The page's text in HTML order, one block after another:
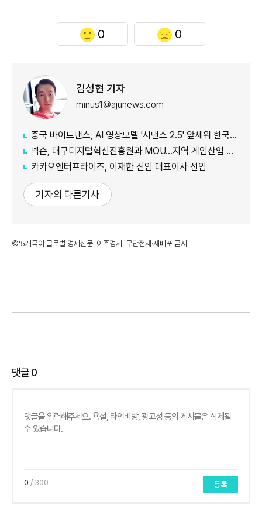
0 0
김성현 기자
minus1@ajunews.com
중국 바이트댄스, AI 영상모델 '시댄스 2.5' 앞세워 한국 공략 본격화
넥슨, 대구디지털혁신진흥원과 MOU…지역 게임산업 육성 나선다
카카오엔터프라이즈, 이재한 신임 대표이사 선임
기자의 다른기사
©'5개국어 글로벌 경제신문' 아주경제. 무단전재·재배포 금지
댓글0
0 / 300 등록